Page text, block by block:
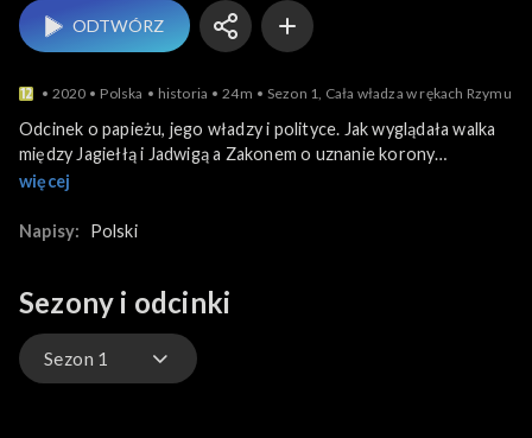
ODTWÓRZ
2020 Polska historia 24m Sezon 1, Cała władza w rękach Rzymu
Odcinek o papieżu, jego władzy i polityce. Jak wyglądała walka
między Jagiełłą i Jadwigą a Zakonem o uznanie korony
Władysława? Papież jako jedyne słońce świecące nad
wyglądały czasy papieży i antypapieży?
więcej
Napisy: Polski
Sezony i odcinki
Sezon 1